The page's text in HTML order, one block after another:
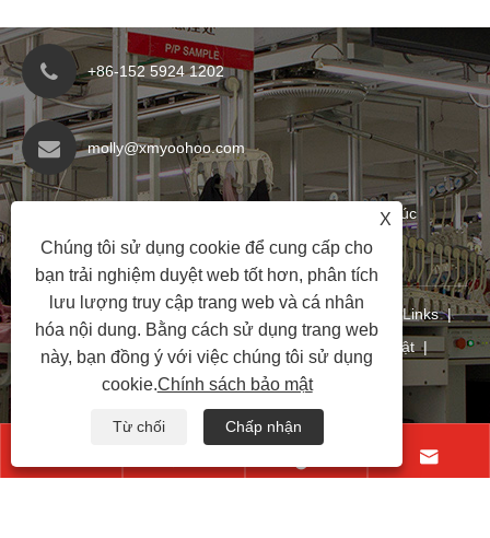
+86-152 5924 1202
molly@xmyoohoo.com
Số 98 Xiangxing Rd, Quận Xiang Khănan, Phúc
Kiến, Trung Quốc. 361101
Bản quyền © 2024 Xiamen Evaricky Trading Co. Links|
Sitemap
|RSS|XML | Chính sách bảo mật|

X
Chúng tôi sử dụng cookie để cung cấp cho
bạn trải nghiệm duyệt web tốt hơn, phân tích
lưu lượng truy cập trang web và cá nhân
hóa nội dung. Bằng cách sử dụng trang web
này, bạn đồng ý với việc chúng tôi sử dụng
cookie.Chính sách bảo mật
Từ chối Chấp nhận